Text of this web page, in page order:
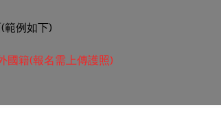
範例如下)
國籍(報名需上傳護照)